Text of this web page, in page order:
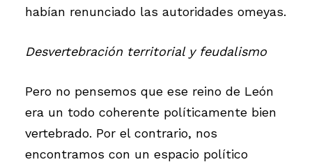
habían renunciado las autoridades omeyas.
Desvertebración territorial y feudalismo
Pero no pensemos que ese reino de León
era un todo coherente políticamente bien
vertebrado. Por el contrario, nos
encontramos con un espacio político